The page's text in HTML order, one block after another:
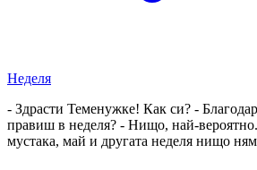
Неделя
- Здрасти Теменужке! Как си? -
правиш в неделя? - Нищо, най-
мустака, май и другата неделя нищо